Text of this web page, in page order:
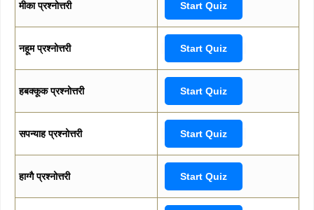
मीका प्रश्नोत्तरी Start Quiz
नहूम प्रश्नोत्तरी Start Quiz
हबक्कूक प्रश्नोत्तरी Start Quiz
सपन्याह प्रश्नोत्तरी Start Quiz
हाग्गै प्रश्नोत्तरी Start Quiz